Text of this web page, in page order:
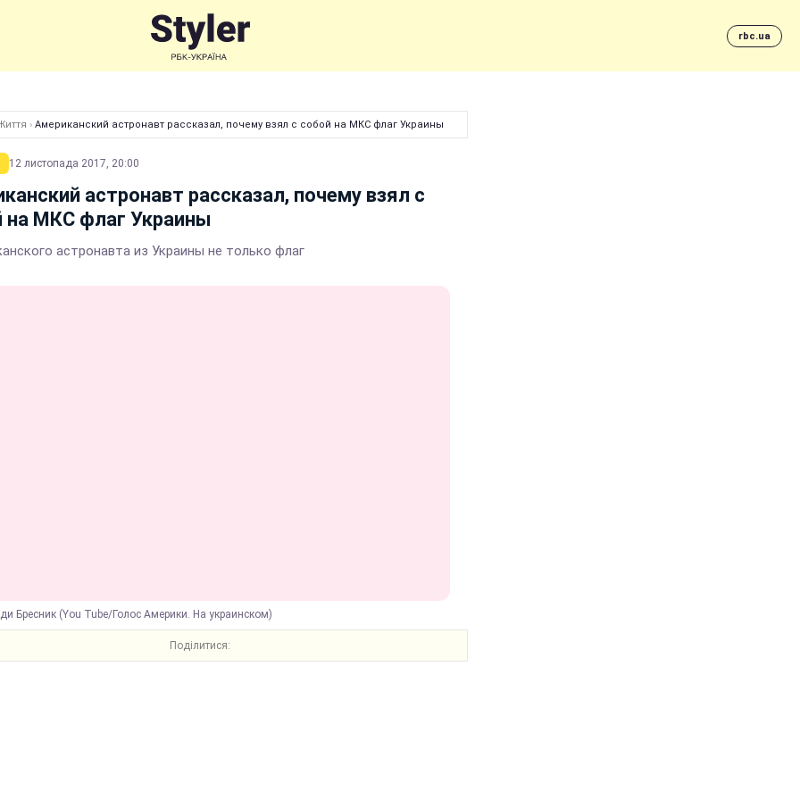
rbc.ua
› Американский астронавт рассказал, почему взял с собой на МКС флаг Украины
12 листопада 2017, 20:00
астронавт рассказал, почему взял с
на МКС флаг Украины
астронавта из Украины не только флаг
Бресник (You Tube/Голос Америки. На украинском)
Поділитися: